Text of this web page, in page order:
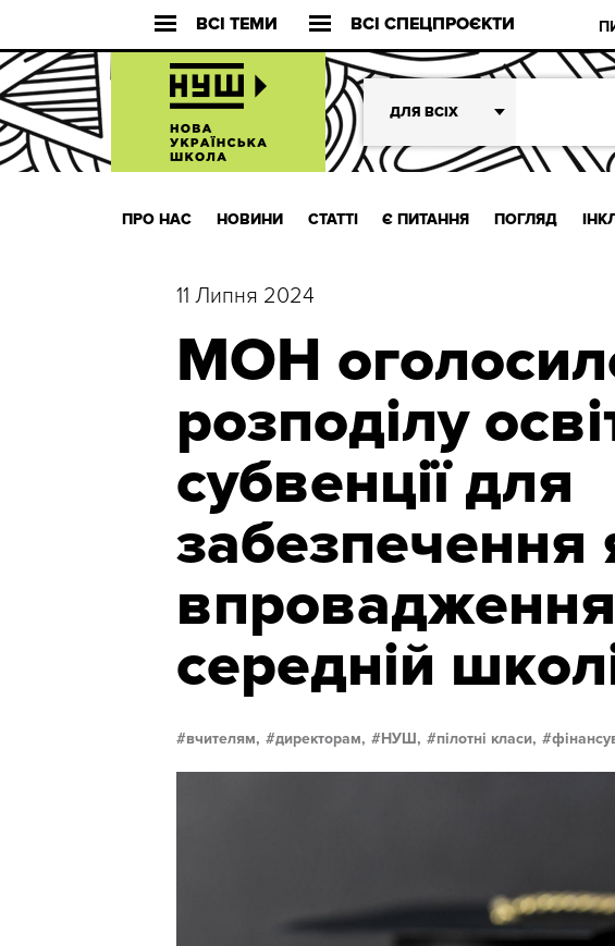
ВСІ ТЕМИ ВСІ СПЕЦПРОЄКТИ
ДЛЯ ВСІХ
ПРО НАС НОВИНИ СТАТТІ Є ПИТАННЯ ПОГЛЯД
11 Липня 2024
МОН
розподілу
субвенції для
забезпечення
середній
вчителям, директорам, НУШ, пілотні класи,